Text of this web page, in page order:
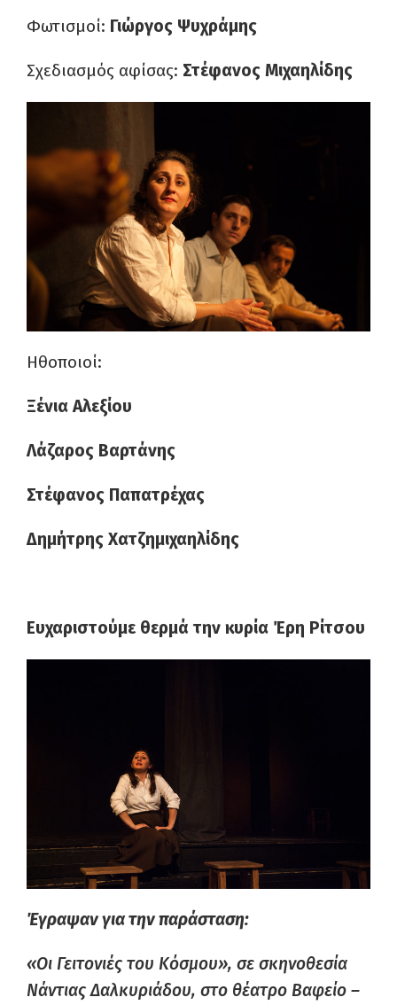
Φωτισμοί: Γιώργος Ψυχράμης
Σχεδιασμός αφίσας: Στέφανος Μιχαηλίδης
Ηθοποιοί:
Ξένια Αλεξίου
Λάζαρος Βαρτάνης
Στέφανος Παπατρέχας
Δημήτρης Χατζημιχαηλίδης
Ευχαριστούμε θερμά την κυρία Έρη Ρίτσου
Έγραψαν για την παράσταση:
«Οι Γειτονιές του Κόσμου», σε σκηνοθεσία
Νάντιας Δαλκυριάδου, στο θέατρο Βαφείο –